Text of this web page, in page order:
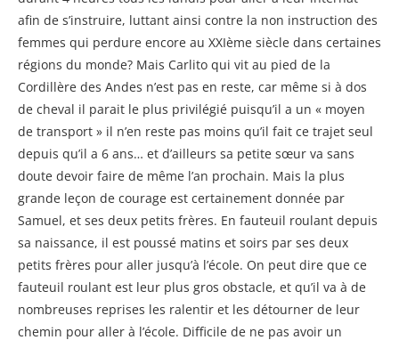
afin de s’instruire, luttant ainsi contre la non instruction des
femmes qui perdure encore au XXIème siècle dans certaines
régions du monde? Mais Carlito qui vit au pied de la
Cordillère des Andes n’est pas en reste, car même si à dos
de cheval il parait le plus privilégié puisqu’il a un « moyen
de transport » il n’en reste pas moins qu’il fait ce trajet seul
depuis qu’il a 6 ans… et d’ailleurs sa petite sœur va sans
doute devoir faire de même l’an prochain. Mais la plus
grande leçon de courage est certainement donnée par
Samuel, et ses deux petits frères. En fauteuil roulant depuis
sa naissance, il est poussé matins et soirs par ses deux
petits frères pour aller jusqu’à l’école. On peut dire que ce
fauteuil roulant est leur plus gros obstacle, et qu’il va à de
nombreuses reprises les ralentir et les détourner de leur
chemin pour aller à l’école. Difficile de ne pas avoir un